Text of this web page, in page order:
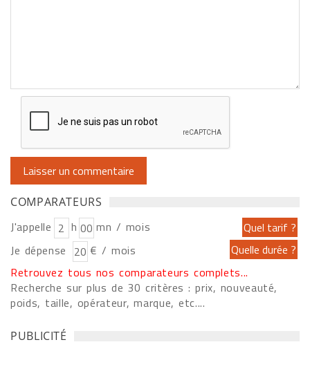
COMPARATEURS
J'appelle h
mn / mois
Je dépense
€ / mois
Retrouvez tous nos comparateurs complets...
Recherche sur plus de 30 critères : prix, nouveauté,
poids, taille, opérateur, marque, etc....
PUBLICITÉ